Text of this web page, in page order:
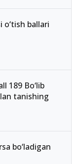
o‘tish ballari
189 Bo‘lib
tanishing
bo‘ladigan